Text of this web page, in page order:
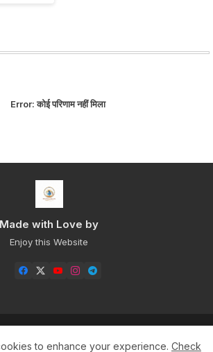
Error:कोई परिणाम नहीं मिला
Made with Love by
Enjoy this Website
to enhance your experience. Check